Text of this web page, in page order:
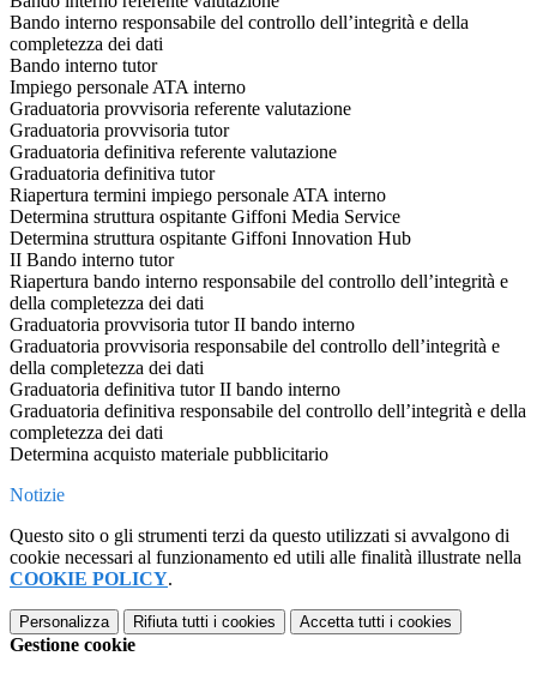
Bando interno responsabile del controllo dell’integrità e della
completezza dei dati
Bando interno tutor
Impiego personale ATA interno
Graduatoria provvisoria referente valutazione
Graduatoria provvisoria tutor
Graduatoria definitiva referente valutazione
Graduatoria definitiva tutor
Riapertura termini impiego personale ATA interno
Determina struttura ospitante Giffoni Media Service
Determina struttura ospitante Giffoni Innovation Hub
II Bando interno tutor
Riapertura bando interno responsabile del controllo dell’integrità e
della completezza dei dati
Graduatoria provvisoria tutor II bando interno
Graduatoria provvisoria responsabile del controllo dell’integrità e
della completezza dei dati
Graduatoria definitiva tutor II bando interno
Graduatoria definitiva responsabile del controllo dell’integrità e della
completezza dei dati
Determina acquisto materiale pubblicitario
Notizie
Questo sito o gli strumenti terzi da questo utilizzati si avvalgono di
cookie necessari al funzionamento ed utili alle finalità illustrate nella
COOKIE POLICY.
Personalizza Rifiuta tutti i cookies Accetta tutti i cookies
Gestione cookie